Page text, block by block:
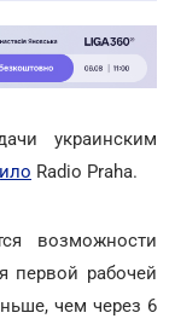
украинским
Radio Praha.
возможности
первой рабочей
чем через 6